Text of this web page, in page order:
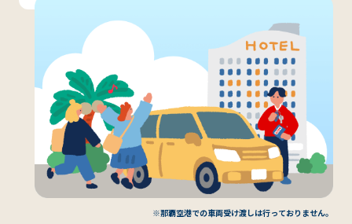
※那覇空港での車両受け渡しは行っておりません。